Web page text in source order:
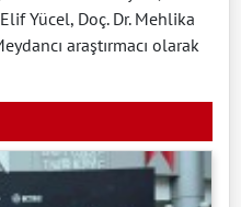
Yücel, Doç. Dr. Mehlika
araştırmacı olarak